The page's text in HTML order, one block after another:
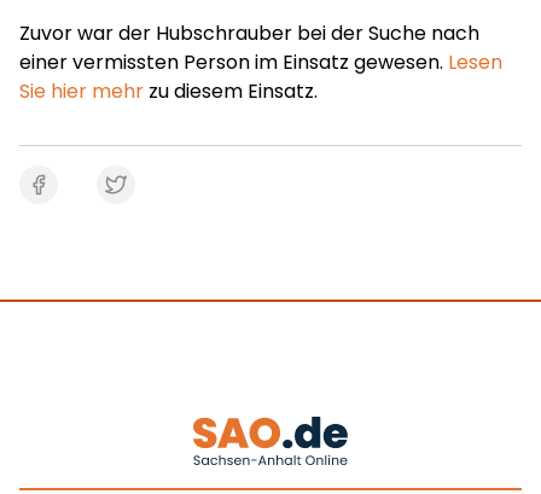
Zuvor war der Hubschrauber bei der Suche nach
einer vermissten Person im Einsatz gewesen. Lesen
Sie hier mehr zu diesem Einsatz.